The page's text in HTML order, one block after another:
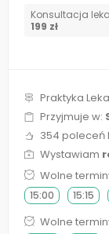
Konsultacja
199 zł
Praktyka
Przyjmuje w:
354 poleceń
Wystawiam
Wolne
15:00 15:15
Wolne